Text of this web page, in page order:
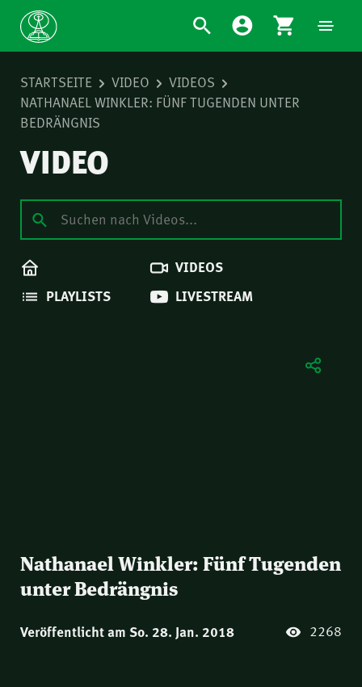
STARTSEITE VIDEO
VIDEOS
NATHANAEL WINKLER: FÜNF TUGENDEN UNTER
BEDRÄNGNIS
VIDEO
VIDEOS
PLAYLISTS
LIVESTREAM
Nathanael Winkler: Fünf Tugenden
unter Bedrängnis
Veröffentlicht am So. 28. Jan. 2018 2268